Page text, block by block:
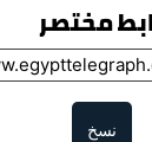
مختصر
نسخ